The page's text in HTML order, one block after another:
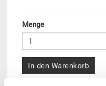
Menge
In den Warenkorb